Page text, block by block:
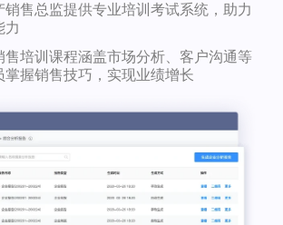
销售总监提供专业培训考试系统，助力
力
售培训课程涵盖市场分析、客户沟通等
掌握销售技巧，实现业绩增长